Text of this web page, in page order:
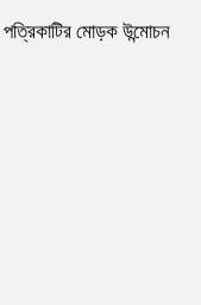
মোড়ক উন্মোচন